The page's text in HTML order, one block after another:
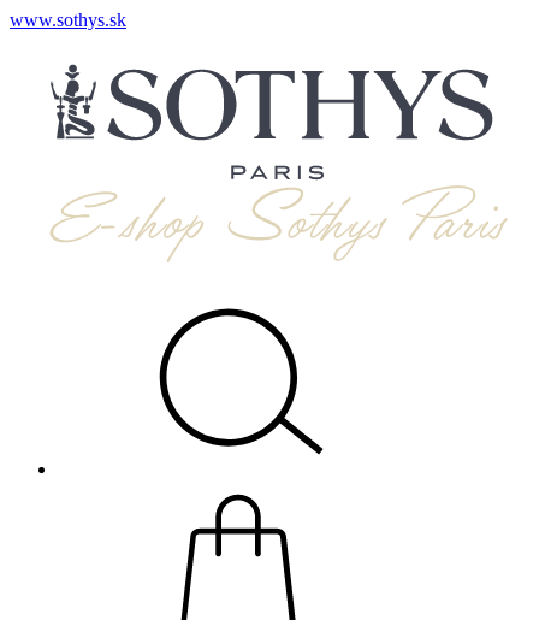
www.sothys.sk